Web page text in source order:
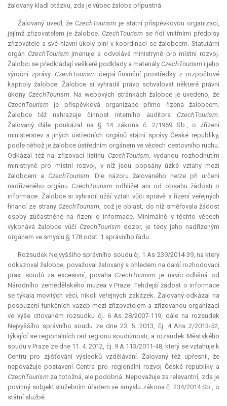
žalovaný kladl otázku, zda je vůbec žaloba přípustná.
Žalovaný uvedl, žeCzechTourism je státní příspěvkovou organizací,
jejímž zřizovatelem je žalobce. CzechTourism se řídí vnitřními předpisy
zřizovatele a své hlavní úkoly plní v koordinaci se žalobcem. Statutární
orgán CzechTourismjmenuje a odvolává ministryně pro místní rozvoj.
Žalobci se předkládají veškeré podklady a materiály CzechTourism i jeho
výroční zprávy. CzechTourismčerpá finanční prostředky z rozpočtové
kapitoly žalobce. Žalobce si vyhradil právo schvalovat některé právní
úkony CzechTourism. Na webových stránkách žalobce je uvedeno, že
CzechTourism je příspěvková organizace přímo řízená žalobcem.
Žalobce též nahrazuje činnost interního auditora CzechTourism.
Žalovaný dále poukázal na § 14 zákona č. 2/1969 Sb., o zřízení
ministerstev a jiných ústředních orgánů státní správy České republiky,
podle něhož je žalobce ústředním orgánem ve věcech cestovního ruchu.
Odkázal též na zřizovací listinu CzechTourism, vydanou rozhodnutím
ministryně pro místní rozvoj, v níž jsou popsány úzké vztahy mezi
žalobcem a CzechTourism. Dle názoru žalovaného nelze při určení
nadřízeného orgánu CzechTourismodhlížet ani od obsahu žádosti o
informace. Žalobce si vyhradil užší vztah vůči správě a řízení veřejných
financí ze stranyCzechTourism, což je oblast, do níž směřovala žádost
osoby zúčastněné na řízení o informace. Minimálně v těchto věcech
vykonává žalobce vůči CzechTourism dozor, je tedy jeho nadřízeným
orgánem ve smyslu § 178 odst. 1 správního řádu.
Rozsudek Nejvyššího správního soudu čj. 1 As 239/2014-39, na který
odkazoval žalobce, považoval žalovaný s ohledem na další rozhodovací
praxi soudů za excesivní, povahaCzechTourism je navíc odlišná od
Národního zemědělského muzea v Praze. Tehdejší žádost o informace
se týkala movitých věcí, nikoli veřejných zakázek. Žalovaný odkázal na
posouzení funkčních vazeb mezi zřizovatelem a zřizovanou organizací
ve výše citovaném rozsudku čj. 6 As 28/2007-119, dále na rozsudek
Nejvyššího správního soudu ze dne 23. 5. 2013, čj. 4 Ans 2/2013-52,
týkající se regionálních rad regionu soudržnosti, a rozsudek Městského
soudu v Praze ze dne 11. 4. 2012, čj. 9 A 113/2011-48, který se vztahuje k
Centru pro zjišťování výsledků vzdělávání. Žalovaný též upřesnil, že
nepovažuje postavení Centra pro regionální rozvoj České republiky a
CzechTourism za totožná, ale podobná. Nepovažuje zarelevantní, zda je
povinný subjekt služebním úřadem ve smyslu zákona č. 234/2014 Sb., o
státní službě.